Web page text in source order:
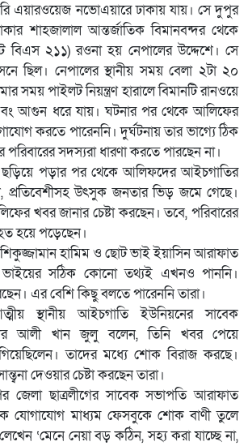
এয়ারওয়েজ নভোএয়ারে ঢাকায় যায়। সে দুপুর
শাহজালাল আন্তর্জাতিক বিমানবন্দর থেকে
বিএস ২১১) রওনা হয় নেপালের উদ্দেশে। সে
ছিল। নেপালের স্থানীয় সময় বেলা ২টা ২০
সময় পাইলট নিয়ন্ত্রণ হারালে বিমানটি রানওয়ে
আগুন ধরে যায়। ঘটনার পর থেকে আলিফের
করতে পারেননি। দুর্ঘটনায় তার ভাগ্যে ঠিক
সদস্যরা ধারণা করতে পারছেন না।
পড়ার পর থেকে আলিফদের আইচগাতির
প্রতিবেশীসহ উৎসুক জনতার ভিড় জমে গেছে।
খবর জানার চেষ্টা করছেন। তবে, পরিবারের
হয়ে পড়েছেন।
হামিম ও ছোট ভাই ইয়াসিন আরাফাত
ভাইয়ের সঠিক কোনো তথ্যই এখনও পাননি।
এর বেশি কিছু বলতে পারেননি তারা।
স্থানীয় আইচগাতি ইউনিয়নের সাবেক
আলী খান জুলু বলেন, তিনি খবর পেয়ে
তাদের মধ্যে শোক বিরাজ করছে।
দেওয়ার চেষ্টা করছেন তারা।
ছাত্রলীগের সাবেক সভাপতি আরাফাত
যোগাযোগ মাধ্যম ফেসবুকে শোক বাণী তুলে
‘মেনে নেয়া বড় কঠিন, সহ্য করা যাচ্ছে না,